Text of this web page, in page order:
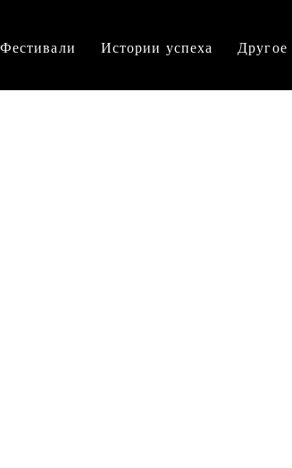
Фестивали Истории успеха Другое